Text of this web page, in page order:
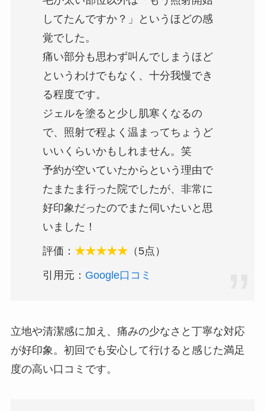
してたんですか？」というほどの感
覚でした。
痛い部分も思わず叫んでしまうほど
というわけでもなく、十分我慢でき
る程度です。
ジェルを塗ると少し肌寒くなるの
で、照射で程よく温まってちょうど
いいくらいかもしれません。笑
予約が空いていたからという理由で
たまたま行った院でしたが、非常に
好印象だったのでまた伺いたいと思
いました！
評価： ★★★★★（5点）
引用元： Google口コミ
立地や清潔感に加え、痛みの少なさと丁寧な対応
が好印象。初回でも安心して行けると感じた満足
度の高い口コミです。